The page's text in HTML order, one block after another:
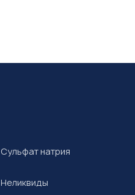
Сульфат натрия
Неликвиды